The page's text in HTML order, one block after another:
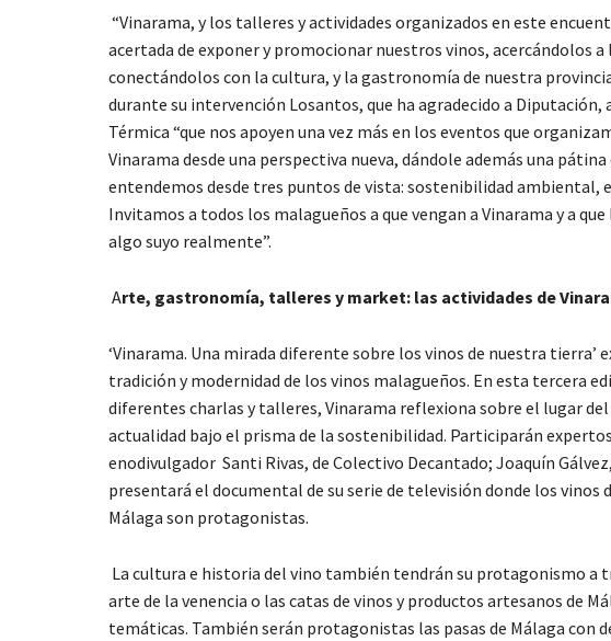
“Vinarama, y los talleres y actividades organizados en este
acertada de exponer y promocionar nuestros vinos, acercándolos a
conectándolos con la cultura, y la gastronomía de nuestra
durante su intervención Losantos, que ha agradecido a Diputación,
Térmica “que nos apoyen una vez más en los eventos que
Vinarama desde una perspectiva nueva, dándole además una
entendemos desde tres puntos de vista: sostenibilidad ambiental,
Invitamos a todos los malagueños a que vengan a Vinarama y a
algo suyo realmente”.
Arte, gastronomía, talleres y market: las actividades de
‘Vinarama. Una mirada diferente sobre los vinos de nuestra tierra’
tradición y modernidad de los vinos malagueños. En esta tercera
diferentes charlas y talleres, Vinarama reflexiona sobre el lugar
actualidad bajo el prisma de la sostenibilidad. Participarán
enodivulgador Santi Rivas, de Colectivo Decantado; Joaquín
presentará el documental de su serie de televisión donde los vinos
Málaga son protagonistas.
La cultura e historia del vino también tendrán su protagonismo a
arte de la venencia o las catas de vinos y productos artesanos de
temáticas. También serán protagonistas las pasas de Málaga con